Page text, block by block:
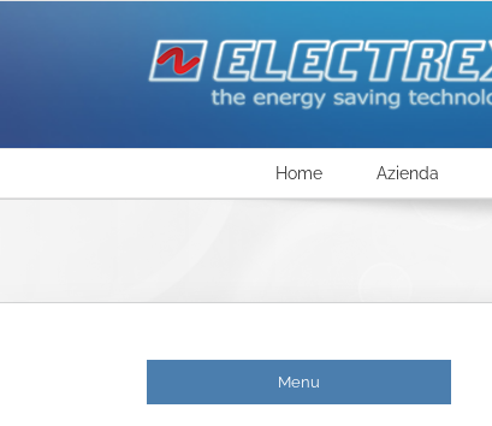
Home Azienda
Menu